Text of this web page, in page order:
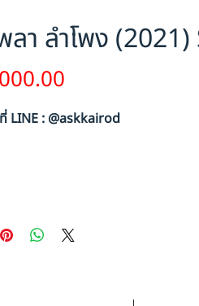
า ลำโพง
LINE : @askkairod